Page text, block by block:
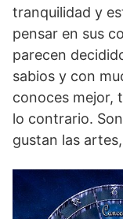
tranquilidad y
pensar en sus
parecen
sabios y con
conoces mejor,
lo contrario.
gustan las